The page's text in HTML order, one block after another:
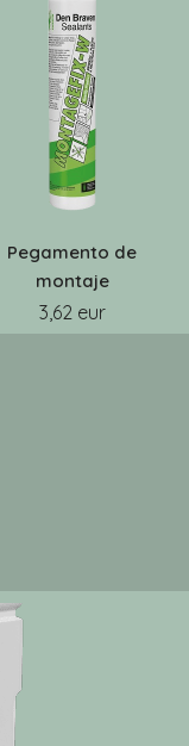
Pegamento de
montaje
3,62 eur